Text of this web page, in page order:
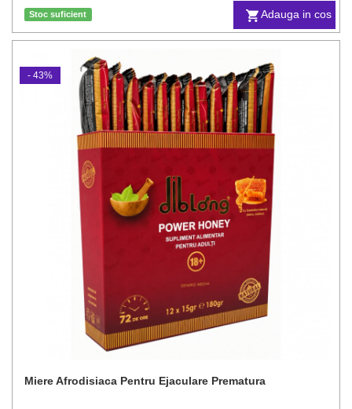
Adauga in cos
Stoc suficient
Miere Afrodisiaca Pentru Ejaculare Prematura
- 43%